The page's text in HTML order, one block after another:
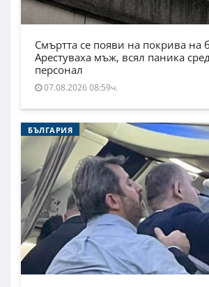
Смъртта се появи на покрива на
Арестуваха мъж, всял паника
персонал
07.08.2026 08:59ч.
БЪЛГАРИЯ